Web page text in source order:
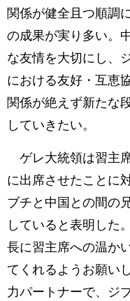
関係が健全且つ順調
の成果が実り多い。
な友情を大切にし、
における友好・互恵
関係が絶えず新たな
していきたい。
ゲレ大統領は習主
に出席させたことに
ブチと中国との間の
していると表明した
長に習主席への温か
てくれるようお願い
力パートナーで、ジ